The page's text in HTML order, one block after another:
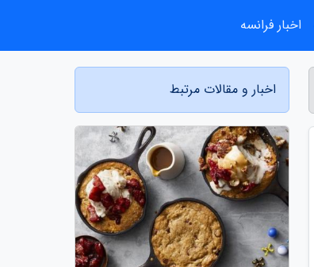
اخبار و مقالات مرتبط
اخبار فرانسه